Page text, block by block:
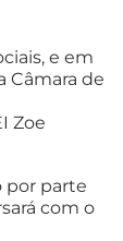
e em
Câmara de
Zoe
por parte
com o